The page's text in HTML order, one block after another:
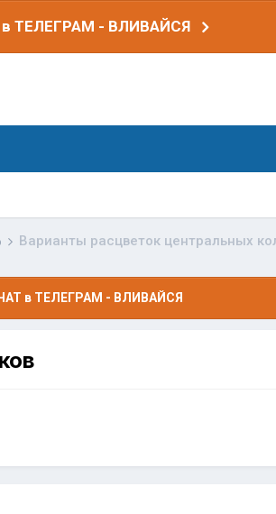
ТЕЛЕГРАМ - ВЛИВАЙСЯ
Варианты расцветок центральных
в ТЕЛЕГРАМ - ВЛИВАЙСЯ